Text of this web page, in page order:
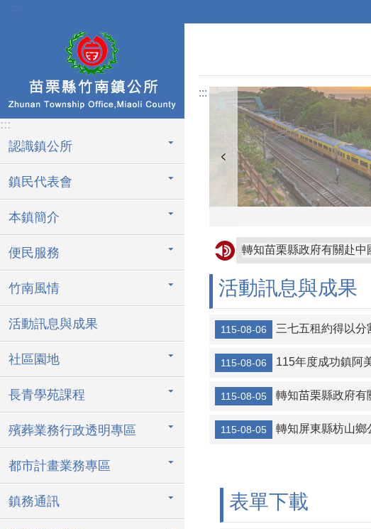
跳到主要內容區塊
:::
:::
認識鎮公所
鎮民代表會
本鎮簡介
便民服務
竹南風情
活動訊息與成果
社區園地
長青學苑課程
殯葬業務行政透明專區
都市計畫業務專區
鎮務通訊
:::
轉知苗栗縣政府有關赴
轉知屏東縣枋山鄉公所
轉知金門縣金沙鎮公所訂
【協助宣導】監察院115
轉知宜蘭縣壯圍鄉公所
115年暑期保護青少年-青
活動訊息與成果
115-08-06 三七五租約得以
115-08-06 115年度成功鎮阿
115-08-05 轉知苗栗縣政府有
115-08-05 轉知屏東縣枋山鄉
表單下載